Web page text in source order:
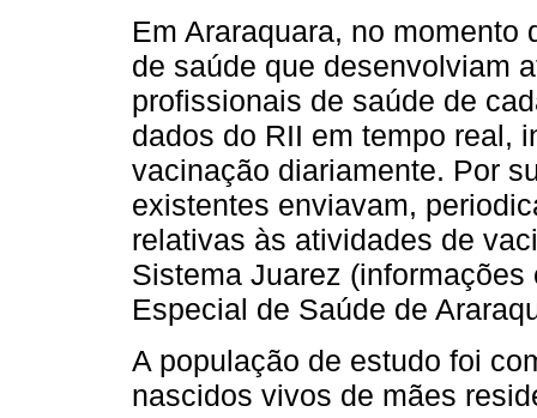
Em Araraquara, no
de saúde que desenvolviam
profissionais de saúde de
dados do RII em tempo real,
vacinação diariamente. Por
existentes enviavam,
relativas às atividades de
Sistema Juarez
Especial de Saúde de
A população de estudo foi
nascidos vivos de mães